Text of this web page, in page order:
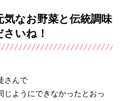
気なお野菜と伝統調味
いね！
さんで
じようにできなかったとおっ